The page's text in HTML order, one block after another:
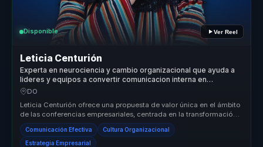
Disponible Ver Reel
Leticia Centurión
Experta en neurociencia y cambio organizacional que ayuda a
lideres y equipos a convertir comunicacion interna en
cohesion, criterio y ventaja competitiva.
DO
Leticia Centurión ofrece una propuesta de valor única en el ámbito
de las conferencias empresariales, centrada en la transformación
organ...
Comunicación Efectiva Cultura Organizacional
Estrategia Empresarial